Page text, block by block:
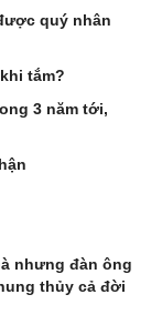
quý nhân
tắm?
3 năm tới,
nhưng đàn ông
thủy cả đời